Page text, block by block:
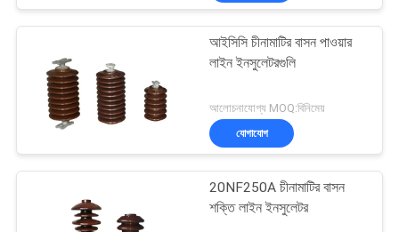
আইসিসি চীনামাটির বাসন পাওয়ার
লাইন ইনসুলেটরগুলি
আলোচনাযোগ্য MOQ:বিনিমেয়
যোগাযোগ
20NF250A চীনামাটির বাসন
শক্তি লাইন ইনসুলেটর